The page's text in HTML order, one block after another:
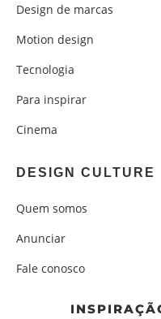
Design de marcas
Motion design
Tecnologia
Para inspirar
Cinema
DESIGN CULTURE
Quem somos
Anunciar
Fale conosco